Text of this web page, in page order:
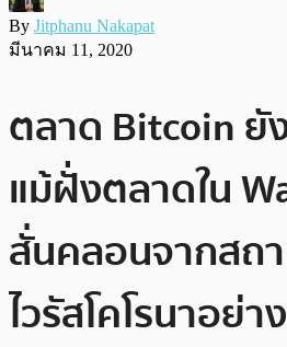
By Jitphanu Nakapat
มีนาคม 11, 2020
ตลาด Bitcoin ยั
แม้ฝั่งตลาดใน
สั่นคลอนจากสถ
ไวรัสโคโรนาอย่า